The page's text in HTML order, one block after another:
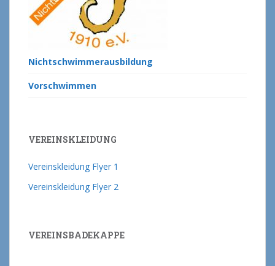
Nichtschwimmerausbildung
Vorschwimmen
VEREINSKLEIDUNG
Vereinskleidung Flyer 1
Vereinskleidung Flyer 2
VEREINSBADEKAPPE